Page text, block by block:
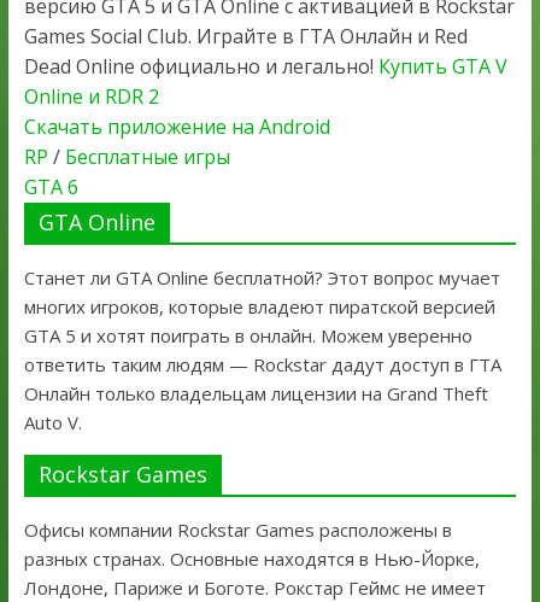
версию GTA 5 и GTA Online с активацией в Rockstar
Games Social Club. Играйте в ГТА Онлайн и Red
Dead Online официально и легально! Купить GTA V
Online и RDR 2
Скачать приложение на Android
RP / Бесплатные игры
GTA 6
GTA Online
Станет ли GTA Online бесплатной? Этот вопрос мучает
многих игроков, которые владеют пиратской версией
GTA 5 и хотят поиграть в онлайн. Можем уверенно
ответить таким людям — Rockstar дадут доступ в ГТА
Онлайн только владельцам лицензии на Grand Theft
Auto V.
Rockstar Games
Офисы компании Rockstar Games расположены в
разных странах. Основные находятся в Нью-Йорке,
Лондоне, Париже и Боготе. Рокстар Геймс не имеет